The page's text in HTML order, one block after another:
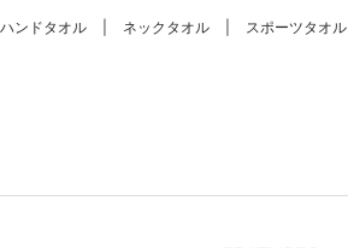
ハンドタオル ネックタオル スポーツタオル